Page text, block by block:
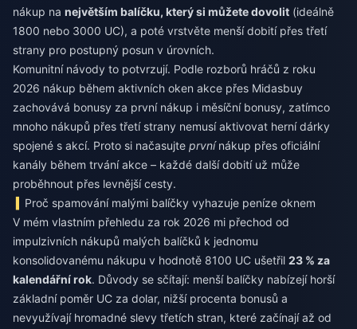
nákup na největším balíčku, který si můžete dovolit (ideálně
1800 nebo 3000 UC), a poté vrstvěte menší dobití přes třetí
strany pro postupný posun v úrovních.
Komunitní návody to potvrzují. Podle rozborů hráčů z roku
2026 nákup během aktivních oken akce přes Midasbuy
zachovává bonusy za první nákup i měsíční bonusy, zatímco
mnoho nákupů přes třetí strany nemusí aktivovat herní dárky
spojené s akcí. Proto si načasujte prvnínákup přes oficiální
kanály během trvání akce – každé další dobití už může
proběhnout přes levnější cesty.
Proč spamování malými balíčky vyhazuje peníze oknem
V mém vlastním přehledu za rok 2026 mi přechod od
impulzivních nákupů malých balíčků k jednomu
konsolidovanému nákupu v hodnotě 8100 UC ušetřil 23 % za
kalendářní rok. Důvody se sčítají: menší balíčky nabízejí horší
základní poměr UC za dolar, nižší procenta bonusů a
nevyužívají hromadné slevy třetích stran, které začínají až od